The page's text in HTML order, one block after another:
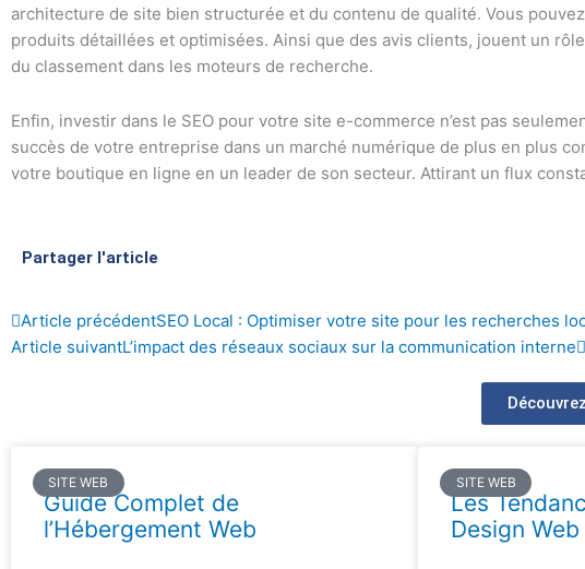
architecture de site bien structurée et du contenu de qualité. Vous
produits détaillées et optimisées. Ainsi que des avis clients, jouent un
du classement dans les moteurs de recherche.
Enfin, investir dans le SEO pour votre site e-commerce n’est pas
succès de votre entreprise dans un marché numérique de plus en plus
votre boutique en ligne en un leader de son secteur. Attirant un flux
Partager l'article
Précédent
Article précédentSEO Local : Optimiser votre site pour les recherches
Article suivantL’impact des réseaux sociaux sur la communication interne
SITE WEB
Guide Complet de
l’Hébergement Web
SITE WEB
Les
Design Web